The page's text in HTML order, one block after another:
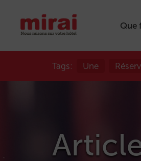
Que
Tags: Une